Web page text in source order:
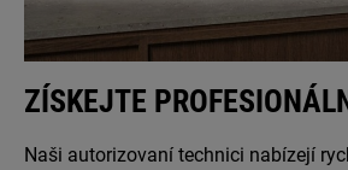
ZÍSKEJTE
Naši autorizovaní technici nabízejí